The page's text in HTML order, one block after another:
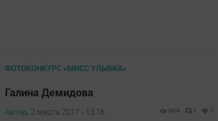
ФОТОКОНКУРС «МИСС УЛЫБКА»
Галина Демидова
Автор, 2 марта 2017 - 13:16 3906 0 0